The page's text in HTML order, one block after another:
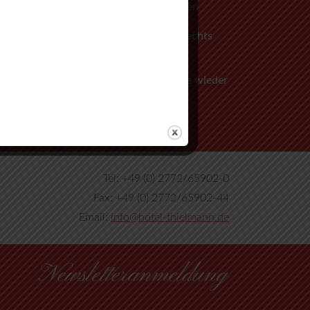
an der Ampel rechts
nächste Strasse wieder
Tel: +49 (0) 2772/65902-0
Fax: +49 (0) 2772/65902-44
Email: info@hotel-thielmann.de
Newsletteranmeldung